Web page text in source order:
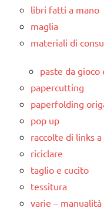
libri fatti a mano
maglia
materiali di
paste da gioco
papercutting
paperfolding
pop up
raccolte di links
riciclare
taglio e cucito
tessitura
varie – manualità